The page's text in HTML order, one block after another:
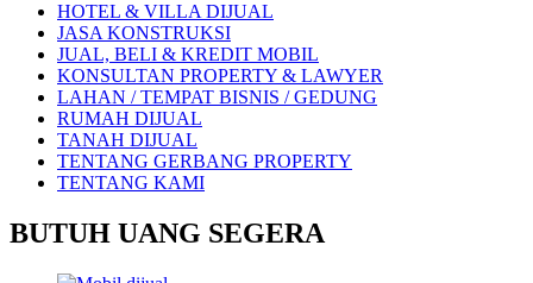
HOTEL & VILLA DIJUAL
JASA KONSTRUKSI
JUAL, BELI & KREDIT MOBIL
KONSULTAN PROPERTY & LAWYER
LAHAN / TEMPAT BISNIS / GEDUNG
RUMAH DIJUAL
TANAH DIJUAL
TENTANG GERBANG PROPERTY
TENTANG KAMI
BUTUH UANG SEGERA